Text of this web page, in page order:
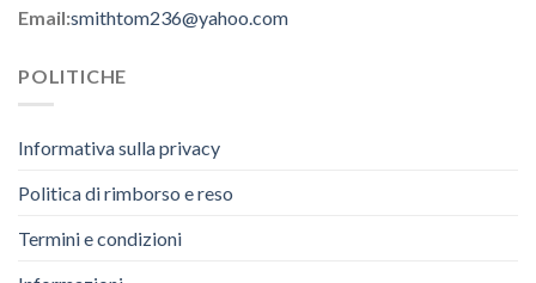
Email:smithtom236@yahoo.com
POLITICHE
Informativa sulla privacy
Politica di rimborso e reso
Termini e condizioni